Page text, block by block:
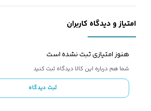
امتیاز و دیدگاه کاربران
هنوز امتیازی ثبت نشده است
شما هم درباره این کالا دیدگاه ثبت کنید
ثبت دیدگاه